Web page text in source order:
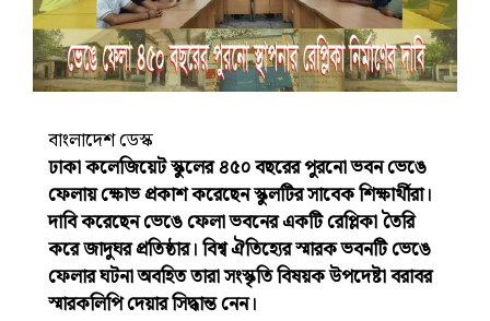
বাংলাদেশ ডেস্ক
ঢাকা কলেজিয়েট স্কুলের ৪৫০ বছরের পুরনো ভবন ভেঙে
ফেলায় ক্ষোভ প্রকাশ করেছেন স্কুলটির সাবেক শিক্ষার্থীরা।
দাবি করেছেন ভেঙে ফেলা ভবনের একটি রেপ্লিকা তৈরি
করে জাদুঘর প্রতিষ্ঠার। বিশ্ব ঐতিহ্যের স্মারক ভবনটি ভেঙে
ফেলার ঘটনা অবহিত তারা সংস্কৃতি বিষয়ক উপদেষ্টা বরাবর
স্মারকলিপি দেয়ার সিদ্ধান্ত নেন।